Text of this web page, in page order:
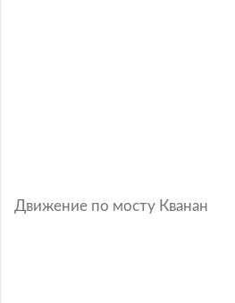
Движение по мосту Кванан